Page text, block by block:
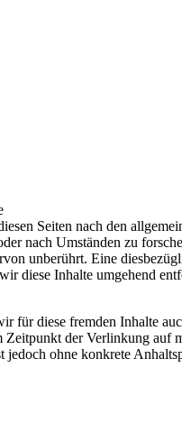
Seiten nach den
nach Umständen zu
unberührt. Eine
diese Inhalte umgehend
für diese fremden Inhalte
der Verlinkung auf
ohne konkrete